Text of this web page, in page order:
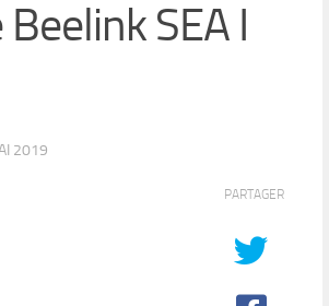
SEA I
2019
PARTAGER